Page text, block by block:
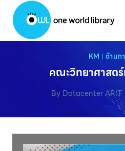
Skip
content
KM | ด้านก
คณะวิทยาศาสตร์
By Datacenter ARIT